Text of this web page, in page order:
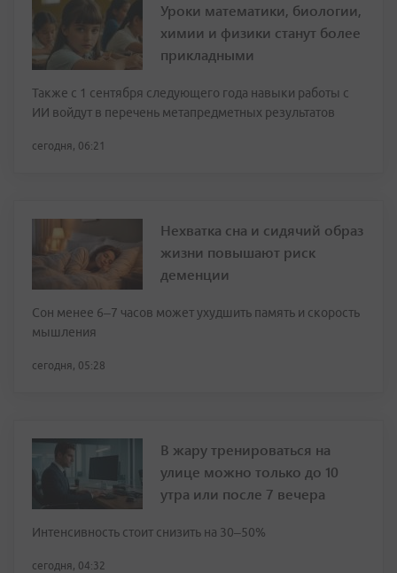
Уроки математики, биологии,
химии и физики станут более
прикладными
Также с 1 сентября следующего года навыки работы с
ИИ войдут в перечень метапредметных результатов
сегодня, 06:21
Нехватка сна и сидячий образ
жизни повышают риск
деменции
Сон менее 6–7 часов может ухудшить память и скорость
мышления
сегодня, 05:28
В жару тренироваться на
улице можно только до 10
утра или после 7 вечера
Интенсивность стоит снизить на 30–50%
сегодня, 04:32